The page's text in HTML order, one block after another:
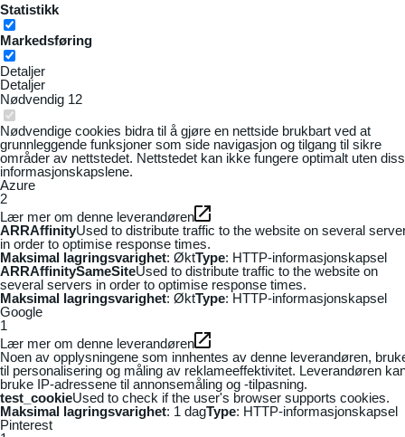
Statistikk
Markedsføring
Detaljer
Detaljer
Nødvendig 12
Nødvendige cookies bidra til å gjøre en nettside brukbart ved at
grunnleggende funksjoner som side navigasjon og tilgang til sikre
områder av nettstedet. Nettstedet kan ikke fungere optimalt uten
informasjonskapslene.
Azure
2
Lær mer om denne leverandøren
ARRAffinityUsed to distribute traffic to the website on several
in order to optimise response times.
Maksimal lagringsvarighet: ØktType: HTTP-informasjonskapsel
ARRAffinitySameSiteUsed to distribute traffic to the website on
several servers in order to optimise response times.
Maksimal lagringsvarighet: ØktType: HTTP-informasjonskapsel
Google
1
Lær mer om denne leverandøren
Noen av opplysningene som innhentes av denne leverandøren,
til personalisering og måling av reklameeffektivitet. Leverandøren
bruke IP-adressene til annonsemåling og -tilpasning.
test_cookieUsed to check if the user's browser supports cookies.
Maksimal lagringsvarighet: 1 dagType: HTTP-informasjonskapsel
Pinterest